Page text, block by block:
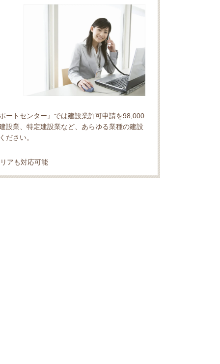
ートセンター』では建設業許可申請を98,000
設業、特定建設業など、あらゆる業種の建設
ださい。
アも対応可能